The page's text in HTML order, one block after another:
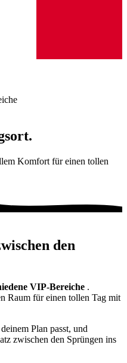
.
Komfort für einen tollen
den
VIP-Bereiche .
Raum für einen tollen Tag mit
Plan passt, und
zwischen den Sprüngen ins